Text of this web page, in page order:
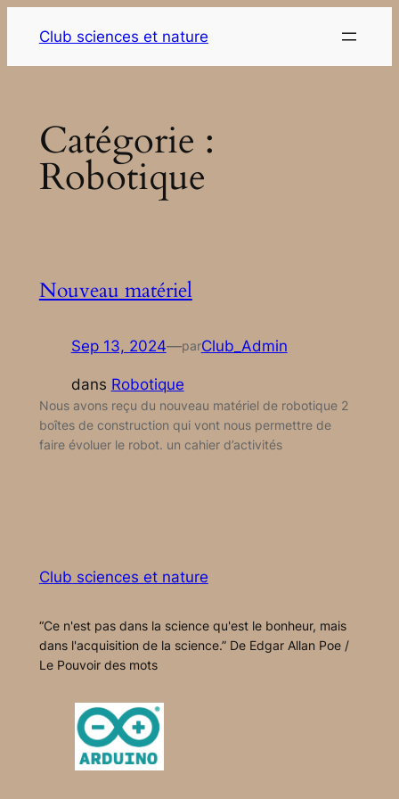
contenu
Club sciences et nature
Catégorie :
Robotique
Nouveau matériel
Sep 13, 2024—parClub_Admin
dans Robotique
Nous avons reçu du nouveau matériel de robotique 2
boîtes de construction qui vont nous permettre de
faire évoluer le robot. un cahier d’activités
Club sciences et nature
“Ce n'est pas dans la science qu'est le bonheur, mais
dans l'acquisition de la science.” De Edgar Allan Poe /
Le Pouvoir des mots